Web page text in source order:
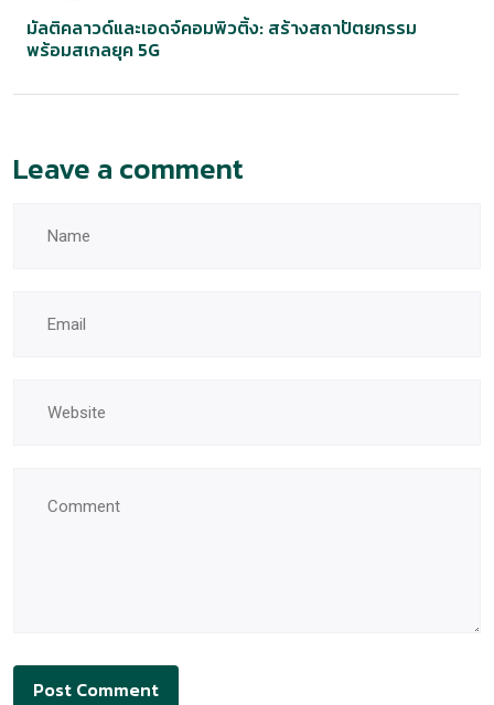
มัลติคลาวด์และเอดจ์คอมพิวติ้ง: สร้างสถาปัตยกรรม
พร้อมสเกลยุค 5G
Leave a comment